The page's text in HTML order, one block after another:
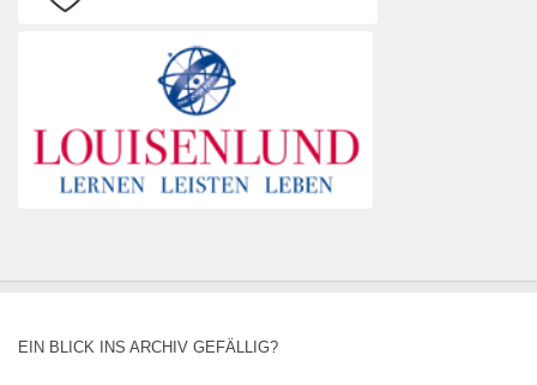
EIN BLICK INS ARCHIV GEFÄLLIG?